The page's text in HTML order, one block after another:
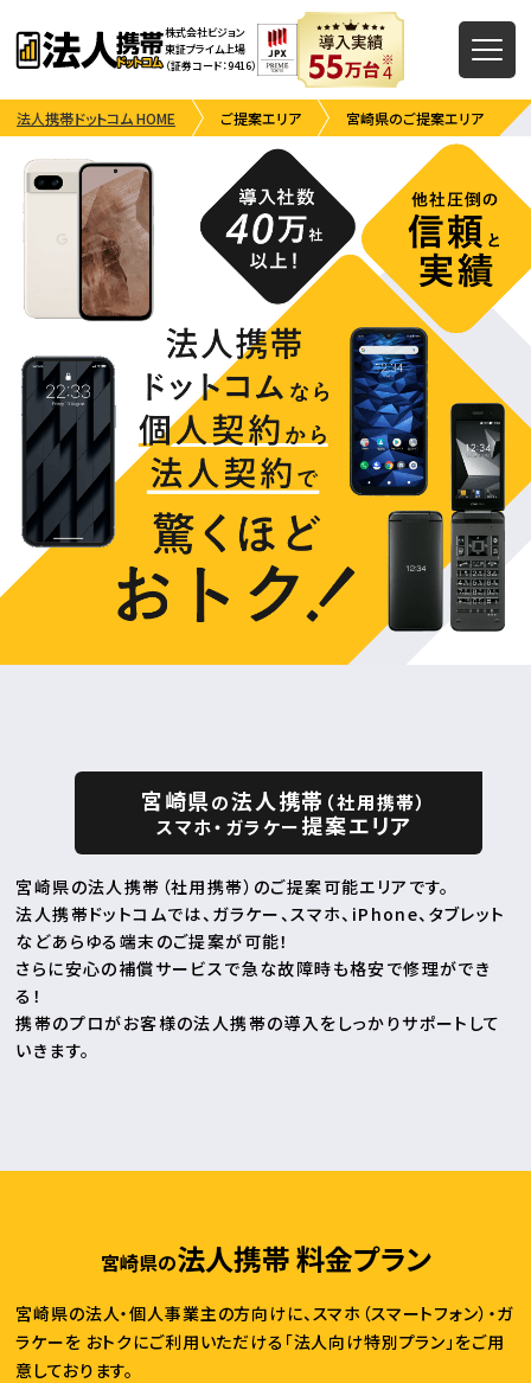
株式会社ビジョン
東証プライム上場
（証券コード：9416）
法人携帯ドットコム HOME ご提案エリア 宮崎県のご提案エリア
宮崎県の法人携帯 （社用携帯）
スマホ・ガラケー提案エリア
宮崎県の法人携帯（社用携帯）のご提案可能エリアです。
法人携帯ドットコムでは、ガラケー、スマホ、iPhone、タブレット
などあらゆる端末のご提案が可能！
さらに安心の補償サービスで急な故障時も格安で修理ができ
る！
携帯のプロがお客様の法人携帯の導入をしっかりサポートして
いきます。
宮崎県の法人携帯 料金プラン
宮崎県の法人・個人事業主の方向けに、スマホ（スマートフォン）・ガ
ラケーを おトクにご利用いただける「法人向け特別プラン」をご用
意しております。